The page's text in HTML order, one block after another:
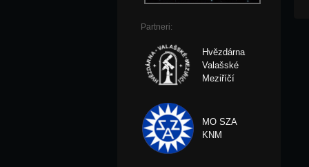
Partneri:
Hvězdárna
Valašské
Meziříčí
MO SZA
KNM